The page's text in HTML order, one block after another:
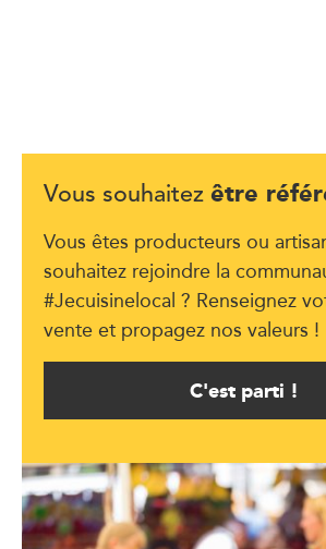
Vous souhaitez être
Vous êtes producteurs ou
souhaitez rejoindre la
#Jecuisinelocal ? Renseignez
vente et propagez nos valeurs !
C'est parti !